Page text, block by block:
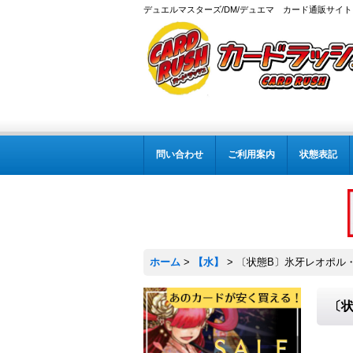
デュエルマスターズ/DM/デュエマ カード通販サイト
問い合わせ ご利用案内 状態表記
ホーム > 【水】 > 〔状態B〕氷牙レオポ
〔